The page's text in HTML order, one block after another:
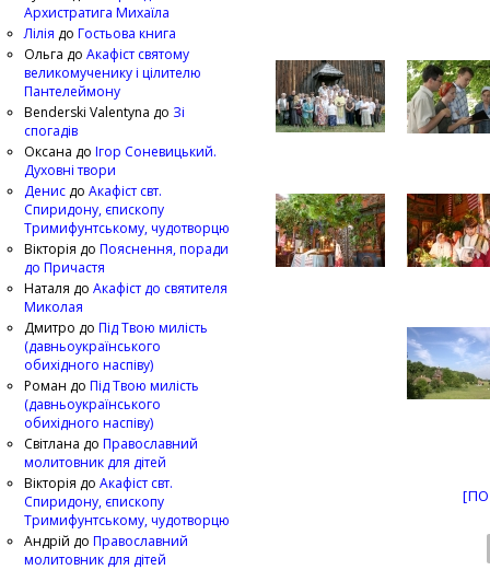
Архистратига Михаїла
Лілія до Гостьова книга
Ольга до Акафіст святому
великомученику і цілителю
Пантелеймону
Benderski Valentyna до Зі
спогадів
Оксана до Ігор Соневицький.
Духовні твори
Денис до Акафіст свт.
Спиридону, єпископу
Тримифунтському, чудотворцю
Вікторія до Пояснення, поради
до Причастя
Наталя до Акафіст до святителя
Миколая
Дмитро до Під Твою милість
(давньоукраїнського
обихідного наспіву)
Роман до Під Твою милість
(давньоукраїнського
обихідного наспіву)
Світлана до Православний
молитовник для дітей
Вікторія до Акафіст свт.
Спиридону, єпископу
Тримифунтському, чудотворцю
Андрій до Православний
молитовник для дітей